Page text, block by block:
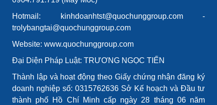
Hotmail: kinhdoanhtst@quochunggroup.com -
trolybangtai@quochunggroup.com
Website: www.quochunggroup.com
Đại Diện Pháp Luật: TRƯƠNG NGỌC TIẾN
Thành lập và hoạt động theo Giấy chứng nhận đăng ký
doanh nghiệp số: 0315762636 Sở Kế hoạch và Đầu tư
thành phố Hồ Chí Minh cấp ngày 28 tháng 06 năm